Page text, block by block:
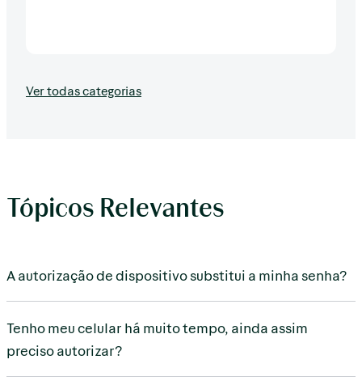
Ver todas categorias
Tópicos Relevantes
A autorização de dispositivo substitui a minha senha?
Tenho meu celular há muito tempo, ainda assim
preciso autorizar?